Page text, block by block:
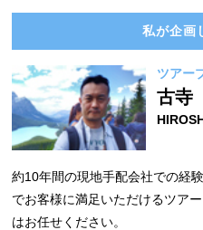
私が企画
ツアー
古寺
約10年間の現地手配会社での経
でお客様に満足いただけるツア
はお任せください。